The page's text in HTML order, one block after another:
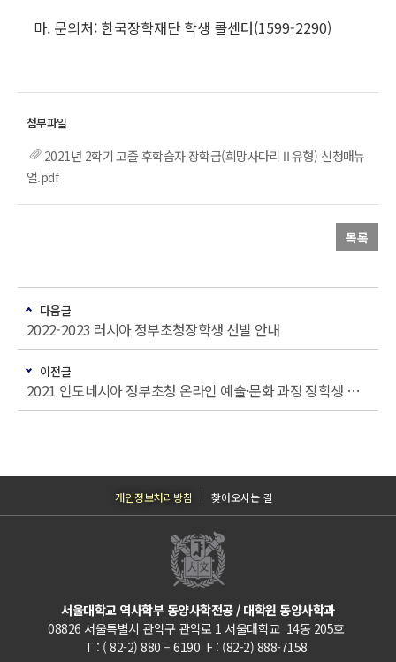
마. 문의처: 한국장학재단 학생 콜센터(1599-2290)
2021년 2학기 고졸 후학습자 장학금(희망사다리Ⅱ유형) 신청매뉴
얼.pdf
목록
다음글
2022-2023 러시아 정부초청장학생 선발 안내
이전글
2021 인도네시아 정부초청 온라인 예술·문화 과정 장학생 선발 안내
개인정보처리방침 찾아오시는 길
서울대학교 역사학부 동양사학전공 / 대학원 동양사학과
08826 서울특별시 관악구 관악로 1 서울대학교 14동 205호
T : ( 82-2) 880 – 6190 F : (82-2) 888-7158